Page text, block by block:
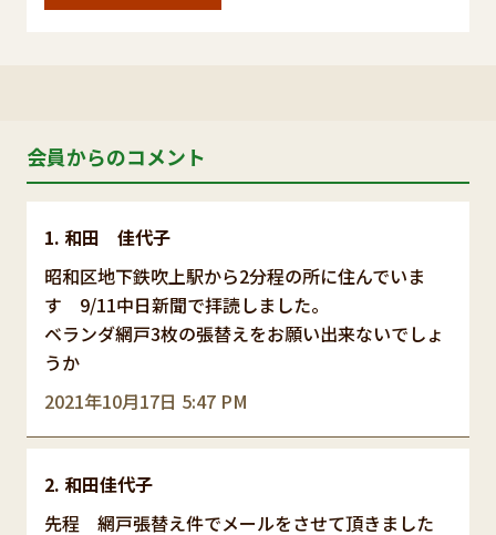
会員からのコメント
和田 佳代子
2021年10月17日 5:47 PM
昭和区地下鉄吹上駅から2分程の所に住んでいま
す 9/11中日新聞で拝読しました。
ベランダ網戸3枚の張替えをお願い出来ないでしょ
うか
和田佳代子
先程 網戸張替え件でメールをさせて頂きました